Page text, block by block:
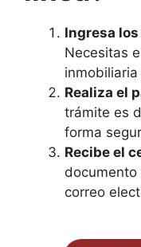
Ingresa
Necesitas
Realiza el
trámite es
forma
Recibe el
correo